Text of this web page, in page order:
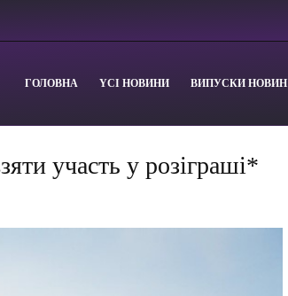
ГОЛОВНА YСІ НОВИНИ ВИПУСКИ НОВИН
участь у розіграші*